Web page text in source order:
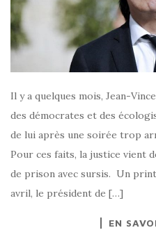
Il y a quelques mois, Jean-
des démocrates et des
de lui après une soirée trop
Pour ces faits, la justice vient
de prison avec sursis. Un
avril, le président de […]
EN